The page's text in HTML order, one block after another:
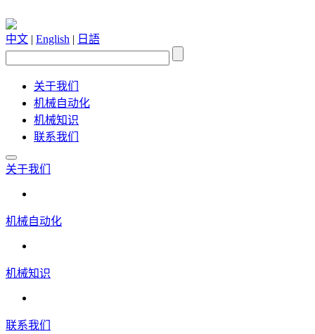
中文 | English | 日語
关于我们
机械自动化
机械知识
联系我们
关于我们
机械自动化
机械知识
联系我们